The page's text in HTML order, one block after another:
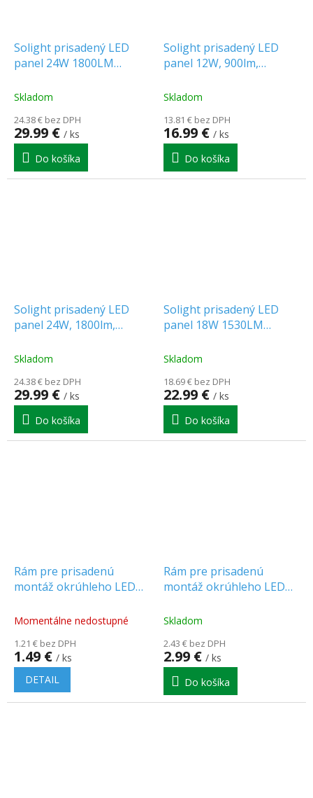
Solight prisadený LED
panel 24W 1800LM
ČIERNY [WD174-B]
Skladom
24.38 € bez DPH
29.99 € / ks
Do košíka
Solight prisadený LED
panel 12W, 900lm,
[WD170]
Skladom
13.81 € bez DPH
16.99 € / ks
Do košíka
Solight prisadený LED
panel 24W, 1800lm,
[WD174]
Skladom
24.38 € bez DPH
29.99 € / ks
Do košíka
Solight prisadený LED
panel 18W 1530LM
ČIERNY [WD172-B]
Skladom
18.69 € bez DPH
22.99 € / ks
Do košíka
Rám pre prisadenú
montáž okrúhleho LED
[200913]
Momentálne nedostupné
1.21 € bez DPH
1.49 € / ks
DETAIL
Rám pre prisadenú
montáž okrúhleho LED
[200944]
Skladom
2.43 € bez DPH
2.99 € / ks
Do košíka